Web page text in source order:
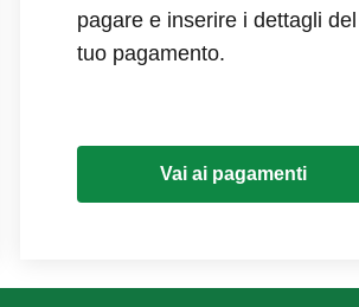
pagare e inserire i dettagli del
tuo pagamento.
Vai ai pagamenti